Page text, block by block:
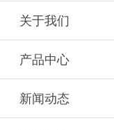
关于我们
产品中心
新闻动态